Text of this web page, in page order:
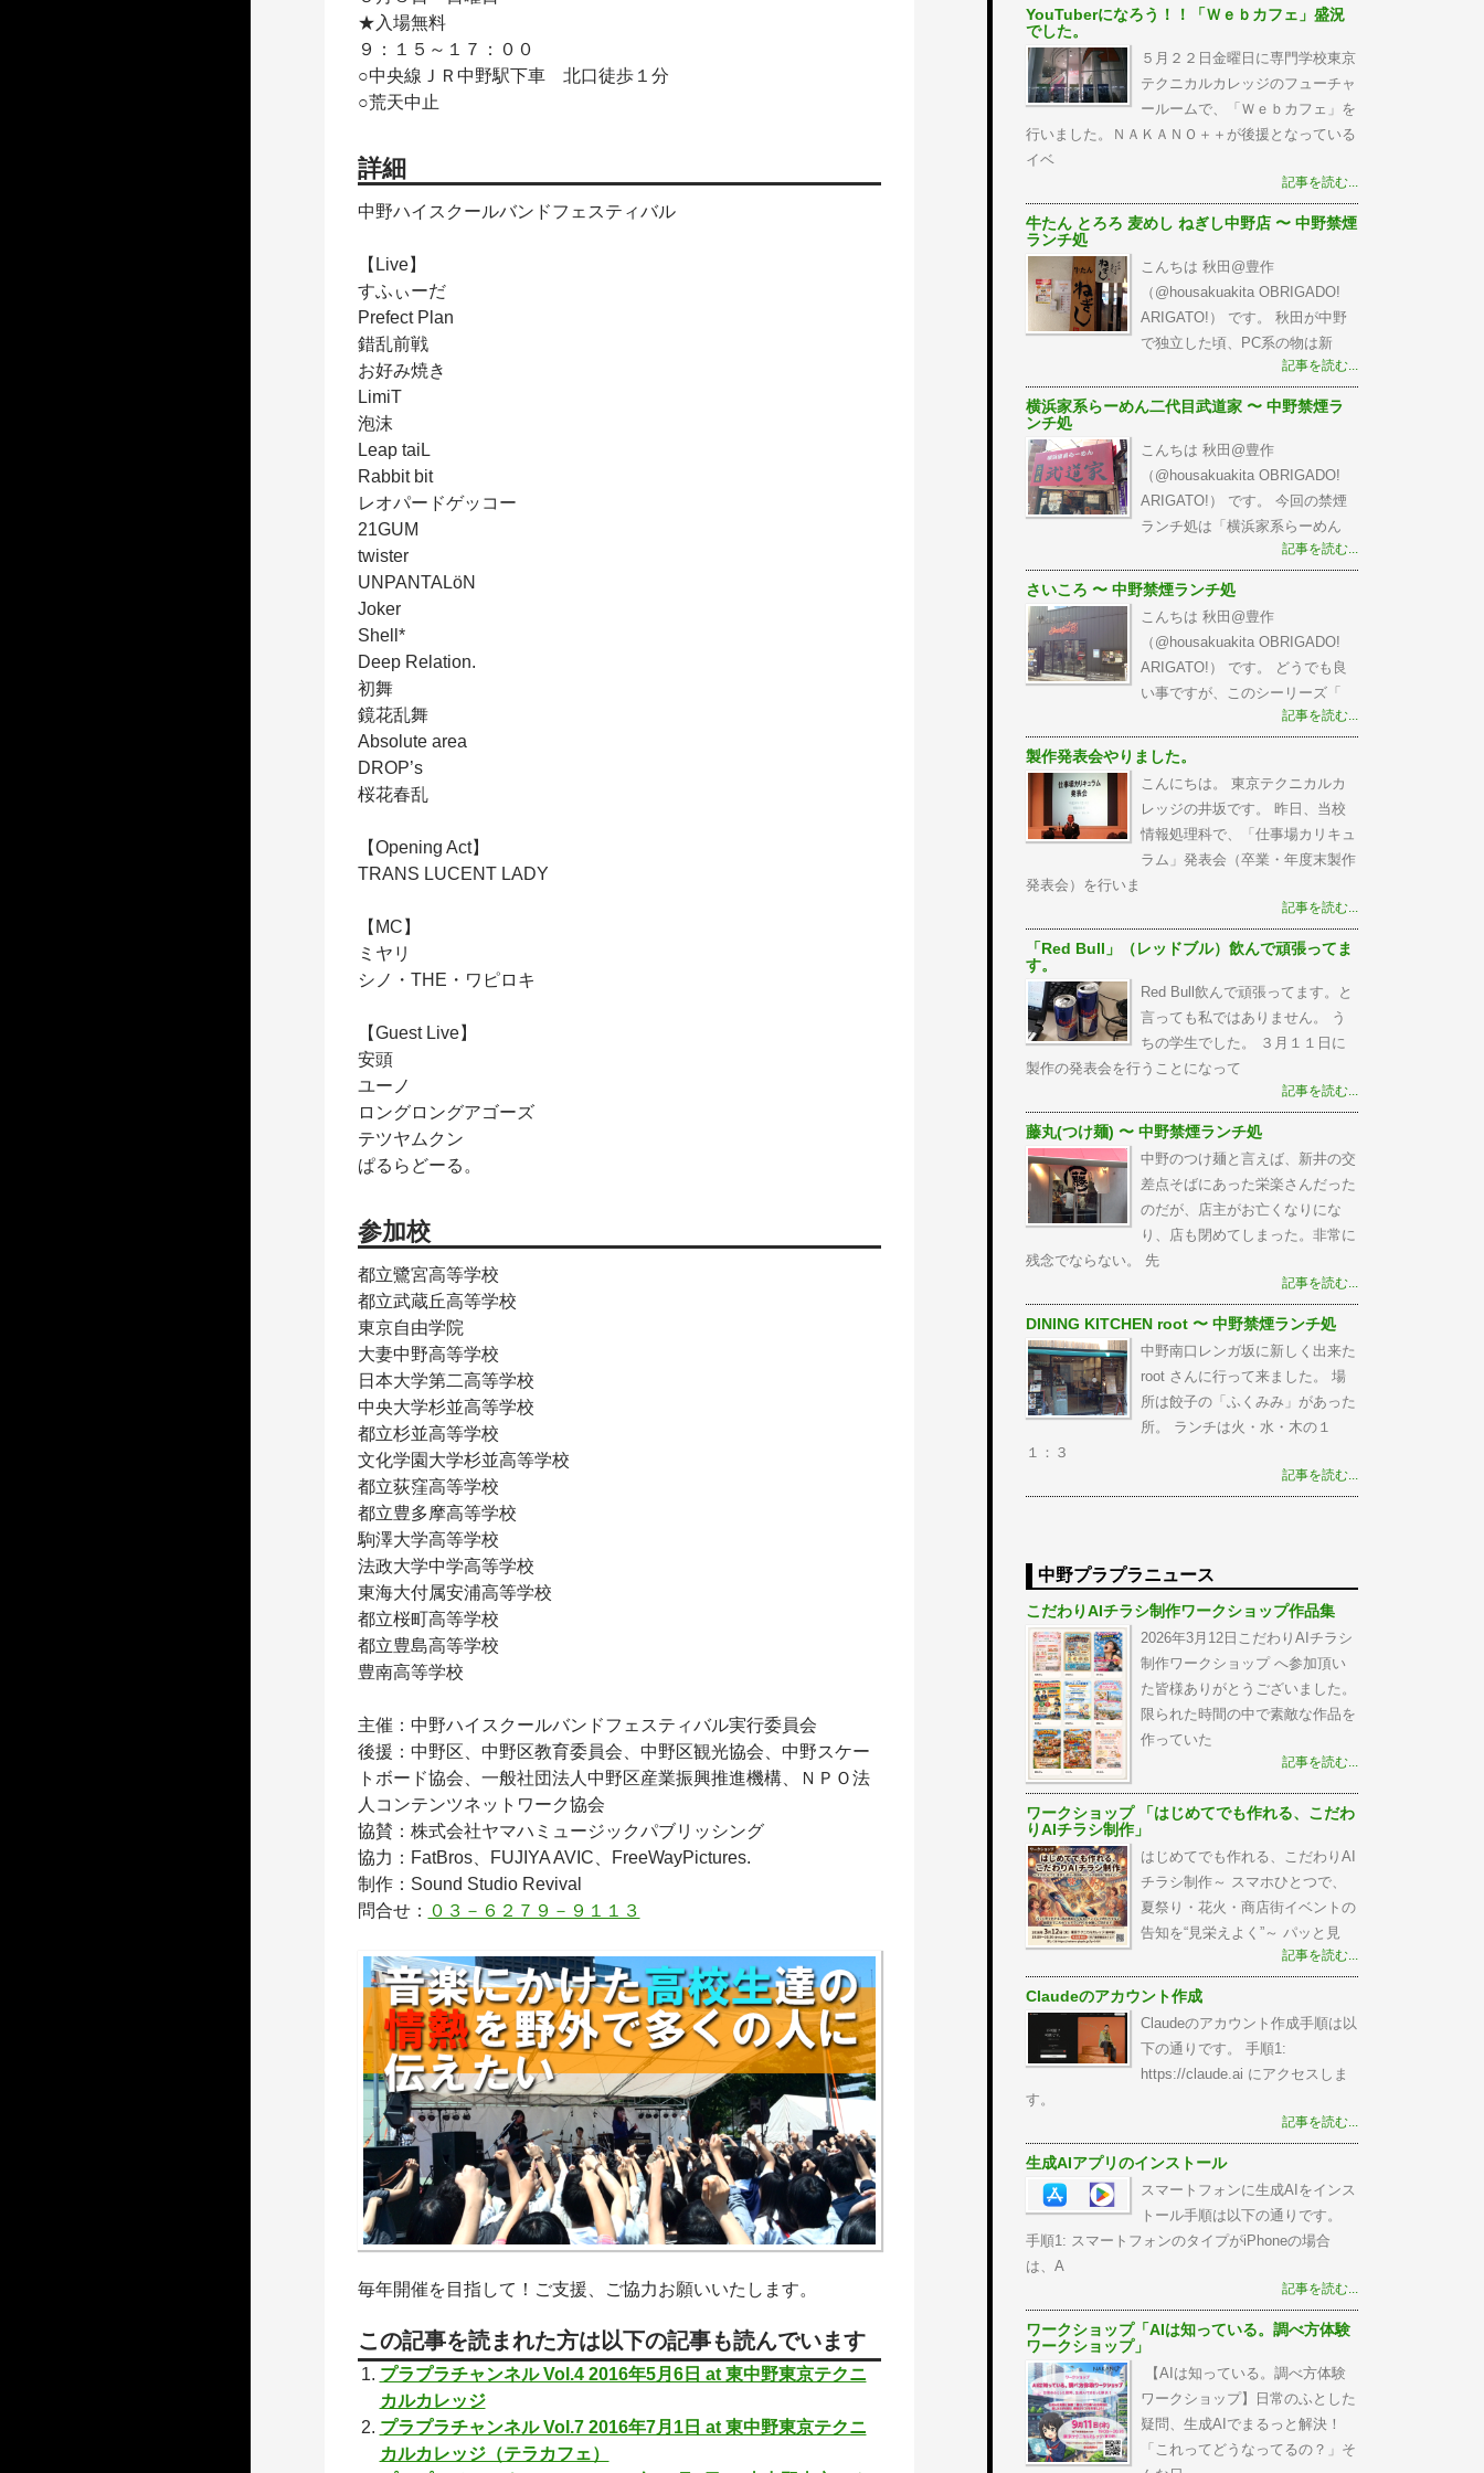
★入場無料
９：１５～１７：００
○中央線ＪＲ中野駅下車 北口徒歩１分
○荒天中止
詳細
中野ハイスクールバンドフェスティバル
【Live】
すふぃーだ
Prefect Plan
錯乱前戦
お好み焼き
LimiT
泡沫
Leap taiL
Rabbit bit
レオパードゲッコー
21GUM
twister
UNPANTALöN
Joker
Shell*
Deep Relation.
初舞
鏡花乱舞
Absolute area
DROP’s
桜花春乱
【Opening Act】
TRANS LUCENT LADY
【MC】
ミヤリ
シノ・THE・ワピロキ
【Guest Live】
安頭
ユーノ
ロングロングアゴーズ
テツヤムクン
ぱるらどーる。
参加校
都立鷺宮高等学校
都立武蔵丘高等学校
東京自由学院
大妻中野高等学校
日本大学第二高等学校
中央大学杉並高等学校
都立杉並高等学校
文化学園大学杉並高等学校
都立荻窪高等学校
都立豊多摩高等学校
駒澤大学高等学校
法政大学中学高等学校
東海大付属安浦高等学校
都立桜町高等学校
都立豊島高等学校
豊南高等学校
主催：中野ハイスクールバンドフェスティバル実行委員会
後援：中野区、中野区教育委員会、中野区観光協会、中野スケー
トボード協会、一般社団法人中野区産業振興推進機構、ＮＰＯ法
人コンテンツネットワーク協会
協賛：株式会社ヤマハミュージックパブリッシング
協力：FatBros、FUJIYA AVIC、FreeWayPictures.
制作：Sound Studio Revival
問合せ： ０３－６２７９－９１１３
毎年開催を目指して！ご支援、ご協力お願いいたします。
この記事を読まれた方は以下の記事も読んでいます
プラプラチャンネル Vol.4 2016年5月6日 at 東中野東京テクニ
カルカレッジ
プラプラチャンネル Vol.7 2016年7月1日 at 東中野東京テクニ
カルカレッジ（テラカフェ）
YouTuberになろう！！「Ｗｅｂカフェ」盛況
でした。
５月２２日金曜日に専門学校東京
テクニカルカレッジのフューチャ
ールームで、「Ｗｅｂカフェ」を
行いました。ＮＡＫＡＮＯ＋＋が後援となっている
イベ
記事を読む...
牛たん とろろ 麦めし ねぎし中野店 〜 中野禁煙
ランチ処
こんちは 秋田@豊作
（@housakuakita‎ OBRIGADO!
ARIGATO!） です。 秋田が中野
で独立した頃、PC系の物は新
記事を読む...
横浜家系らーめん二代目武道家 〜 中野禁煙ラ
ンチ処
こんちは 秋田@豊作
（@housakuakita‎ OBRIGADO!
ARIGATO!） です。 今回の禁煙
ランチ処は「横浜家系らーめん
記事を読む...
さいころ 〜 中野禁煙ランチ処
こんちは 秋田@豊作
（@housakuakita‎ OBRIGADO!
ARIGATO!） です。 どうでも良
い事ですが、このシーリーズ「
記事を読む...
製作発表会やりました。
こんにちは。 東京テクニカルカ
レッジの井坂です。 昨日、当校
情報処理科で、「仕事場カリキュ
ラム」発表会（卒業・年度末製作
発表会）を行いま
記事を読む...
「Red Bull」（レッドブル）飲んで頑張ってま
す。
Red Bull飲んで頑張ってます。と
言っても私ではありません。 う
ちの学生でした。 ３月１１日に
製作の発表会を行うことになって
記事を読む...
藤丸(つけ麺) 〜 中野禁煙ランチ処
中野のつけ麺と言えば、新井の交
差点そばにあった栄楽さんだった
のだが、店主がお亡くなりにな
り、店も閉めてしまった。非常に
残念でならない。 先
記事を読む...
DINING KITCHEN root 〜 中野禁煙ランチ処
中野南口レンガ坂に新しく出来た
root さんに行って来ました。 場
所は餃子の「ふくみみ」があった
所。 ランチは火・水・木の１
１：３
記事を読む...
中野プラプラニュース
こだわりAIチラシ制作ワークショップ作品集
2026年3月12日こだわりAIチラシ
制作ワークショップ へ参加頂い
た皆様ありがとうございました。
限られた時間の中で素敵な作品を
作っていた
記事を読む...
ワークショップ 「はじめてでも作れる、こだわ
りAIチラシ制作」
はじめてでも作れる、こだわりAI
チラシ制作～ スマホひとつで、
夏祭り・花火・商店街イベントの
告知を“見栄えよく”～ パッと見
記事を読む...
Claudeのアカウント作成
Claudeのアカウント作成手順は以
下の通りです。 手順1:
https://claude.ai にアクセスしま
す。
記事を読む...
生成AIアプリのインストール
スマートフォンに生成AIをインス
トール手順は以下の通りです。
手順1: スマートフォンのタイプがiPhoneの場合
は、A
記事を読む...
ワークショップ「AIは知っている。調べ方体験
ワークショップ」
【AIは知っている。調べ方体験
ワークショップ】日常のふとした
疑問、生成AIでまるっと解決！
「これってどうなってるの？」そ